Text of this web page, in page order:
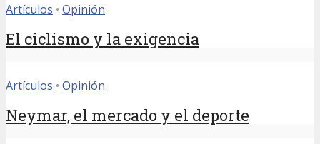
Artículos • Opinión
El ciclismo y la exigencia
Artículos • Opinión
Neymar, el mercado y el deporte